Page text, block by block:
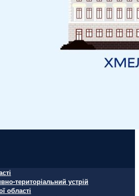
територіальний устрій
області